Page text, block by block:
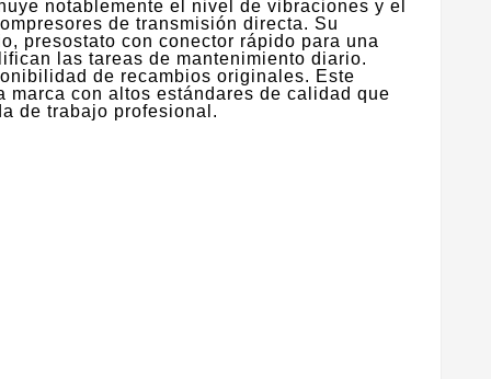
notablemente el nivel de vibraciones y el
de transmisión directa. Su
presostato con conector rápido para una
las tareas de mantenimiento diario.
de recambios originales. Este
con altos estándares de calidad que
de trabajo profesional.